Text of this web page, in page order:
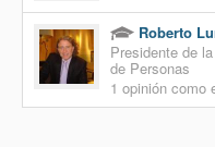
Roberto
Presidente de
de Personas
1 opinión como